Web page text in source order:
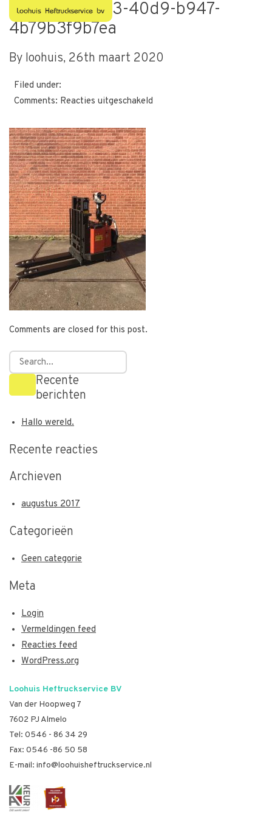
447a1246-ff33-40d9-b947-
4b79b3f9b7ea
By loohuis, 26th maart 2020
Filed under:
Comments: Reacties uitgeschakeld
Comments are closed for this post.
Recente
berichten
Hallo wereld.
Recente reacties
Archieven
augustus 2017
Categorieën
Geen categorie
Meta
Login
Vermeldingen feed
Reacties feed
WordPress.org
Loohuis Heftruckservice BV
Van der Hoopweg 7
7602 PJ Almelo
Tel: 0546 - 86 34 29
Fax: 0546 -86 50 58
E-mail: info@loohuisheftruckservice.nl